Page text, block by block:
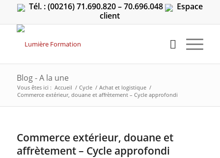
Tél. : (00216) 71.690.820 – 70.696.048
Espace
client
Blog - A la une
Vous êtes ici : Accueil / Cycle / Achat et logistique /
Commerce extérieur, douane et affrètement – Cycle approfondi
Commerce extérieur, douane et
affrètement – Cycle approfondi